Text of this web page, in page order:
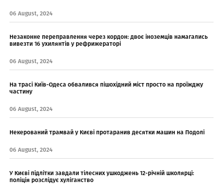
06 August, 2024
Незаконне переправлення через кордон: двоє іноземців намагались
вивезти 16 ухилянтів у рефрижераторі
06 August, 2024
На трасі Київ-Одеса обвалився пішохідний міст просто на проїжджу
частину
06 August, 2024
Некерований трамвай у Києві протаранив десятки машин на Подолі
06 August, 2024
У Києві підлітки завдали тілесних ушкоджень 12-річній школярці:
поліція розслідує хуліганство